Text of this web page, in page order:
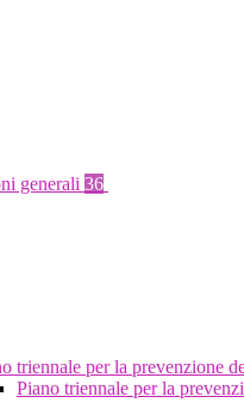
generali 36
triennale per la prevenzione
Piano triennale per la